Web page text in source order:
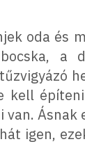
oda és
a
van.
igen,